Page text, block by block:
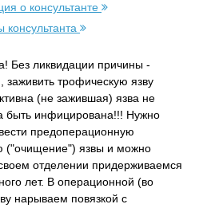
о консультанте
консультанта
Без ликвидации причины -
заживить трофическую язву
(не зажившая) язва не
быть инфицирована!!! Нужно
предоперационную
("очищение") язвы и можно
отделении придерживаемся
лет. В операционной (во
нарываем повязкой с